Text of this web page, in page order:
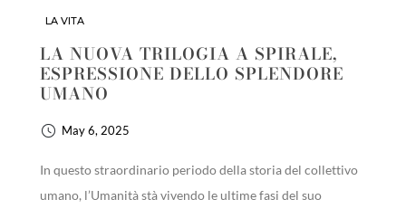
LA VITA
LA NUOVA TRILOGIA A SPIRALE,
ESPRESSIONE DELLO SPLENDORE
UMANO
May 6, 2025
In questo straordinario periodo della storia del collettivo
umano, l’Umanità stà vivendo le ultime fasi del suo